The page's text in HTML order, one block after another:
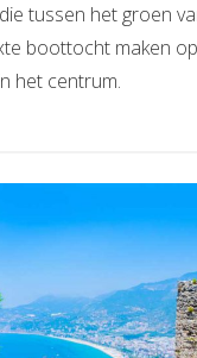
tussen het groen
boottocht maken
het centrum.